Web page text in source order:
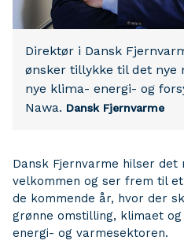
Direktør i Dansk
ønsker tillykke til det nye
nye klima- energi- og
Nawa. Dansk Fjernvarme
Dansk Fjernvarme hilser det
velkommen og ser frem til
de kommende år, hvor der
grønne omstilling, klimaet
energi- og varmesektoren.